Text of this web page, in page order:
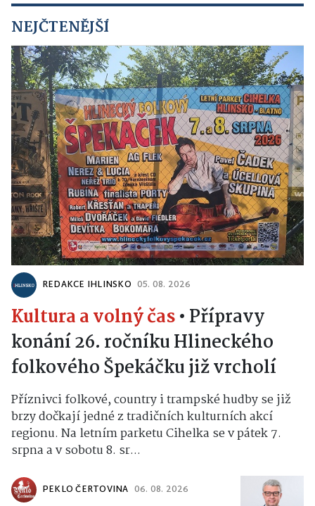
NEJČTENĚJŠÍ
REDAKCE IHLINSKO 05. 08. 2026
Kultura a volný čas• Přípravy
konání 26. ročníku Hlineckého
folkového Špekáčku již vrcholí
Příznivci folkové, country i trampské hudby se již
brzy dočkají jedné z tradičních kulturních akcí
regionu. Na letním parketu Cihelka se v pátek 7.
srpna a v sobotu 8. sr...
PEKLO ČERTOVINA 06. 08. 2026